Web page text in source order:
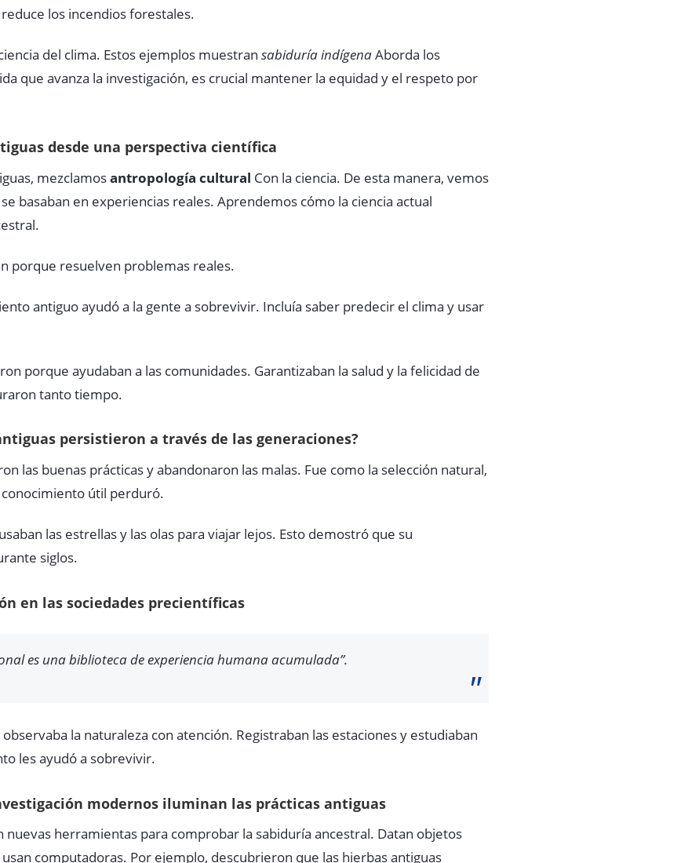
los incendios forestales.
del clima. Estos ejemplos muestran sabiduría indígenaAborda los
que avanza la investigación, es crucial mantener la equidad y el respeto por
desde una perspectiva científica
mezclamosantropología cultural Con la ciencia. De esta manera, vemos
basaban en experiencias reales. Aprendemos cómo la ciencia actual
porque resuelven problemas reales.
antiguo ayudó a la gente a sobrevivir. Incluía saber predecir el clima y usar
porque ayudaban a las comunidades. Garantizaban la salud y la felicidad de
tanto tiempo.
persistieron a través de las generaciones?
las buenas prácticas y abandonaron las malas. Fue como la selección natural,
útil perduró.
las estrellas y las olas para viajar lejos. Esto demostró que su
siglos.
en las sociedades precientíficas
es una biblioteca de experiencia humana acumulada”.
la naturaleza con atención. Registraban las estaciones y estudiaban
les ayudó a sobrevivir.
modernos iluminan las prácticas antiguas
nuevas herramientas para comprobar la sabiduría ancestral. Datan objetos
computadoras. Por ejemplo, descubrieron que las hierbas antiguas